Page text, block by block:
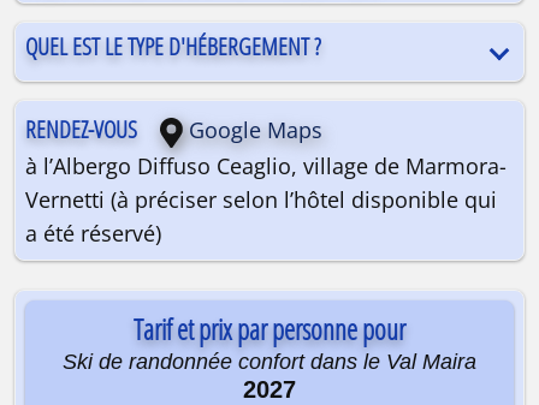
QUEL EST LE TYPE D'HÉBERGEMENT ?
RENDEZ-VOUS
Google Maps
à l’Albergo Diffuso Ceaglio, village de Marmora-
Vernetti (à préciser selon l’hôtel disponible qui
a été réservé)
Tarif et prix par personne pour
Ski de randonnée confort dans le Val Maira
2027